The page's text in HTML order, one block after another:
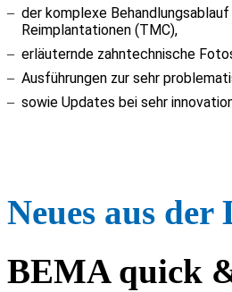
– der komplexe
Reimplantationen (TMC),
– erläuternde zahntechnische
– Ausführungen zur sehr
– sowie Updates bei sehr
Neues aus
BEMA quick